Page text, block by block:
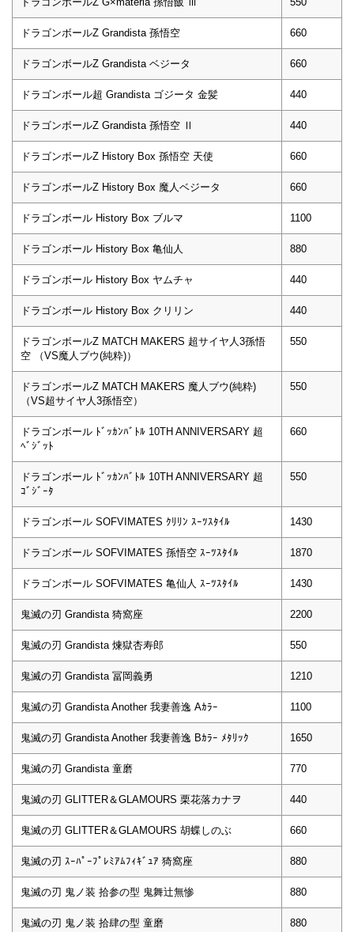
ドラゴンボールZ Grandista 孫悟空 660
ドラゴンボールZ Grandista ベジータ 660
ドラゴンボール超 Grandista ゴジータ 金髪 440
ドラゴンボールZ Grandista 孫悟空 Ⅱ 440
ドラゴンボールZ History Box 孫悟空 天使 660
ドラゴンボールZ History Box 魔人ベジータ 660
ドラゴンボール History Box ブルマ 1100
ドラゴンボール History Box 亀仙人 880
ドラゴンボール History Box ヤムチャ 440
ドラゴンボール History Box クリリン 440
ドラゴンボールZ MATCH MAKERS 超サイヤ人3孫悟
空 （VS魔人ブウ(純粋)）
550
ドラゴンボールZ MATCH MAKERS 魔人ブウ(純粋)
（VS超サイヤ人3孫悟空）
550
ドラゴンボール ﾄﾞｯｶﾝﾊﾞﾄﾙ 10TH ANNIVERSARY 超
ﾍﾞｼﾞｯﾄ
660
ドラゴンボール ﾄﾞｯｶﾝﾊﾞﾄﾙ 10TH ANNIVERSARY 超
ｺﾞｼﾞｰﾀ
550
ドラゴンボール SOFVIMATES ｸﾘﾘﾝ ｽｰﾂｽﾀｲﾙ 1430
ドラゴンボール SOFVIMATES 孫悟空 ｽｰﾂｽﾀｲﾙ 1870
ドラゴンボール SOFVIMATES 亀仙人 ｽｰﾂｽﾀｲﾙ 1430
鬼滅の刃 Grandista 猗窩座 2200
鬼滅の刃 Grandista 煉獄杏寿郎 550
鬼滅の刃 Grandista 冨岡義勇 1210
鬼滅の刃 Grandista Another 我妻善逸 Aｶﾗｰ 1100
鬼滅の刃 Grandista Another 我妻善逸 Bｶﾗｰ ﾒﾀﾘｯｸ 1650
鬼滅の刃 Grandista 童磨 770
鬼滅の刃 GLITTER＆GLAMOURS 栗花落カナヲ 440
鬼滅の刃 GLITTER＆GLAMOURS 胡蝶しのぶ 660
鬼滅の刃 ｽｰﾊﾟｰﾌﾟﾚﾐｱﾑﾌｨｷﾞｭｱ 猗窩座 880
鬼滅の刃 鬼ノ装 拾参の型 鬼舞辻無惨 880
鬼滅の刃 鬼ノ装 拾肆の型 童磨 880